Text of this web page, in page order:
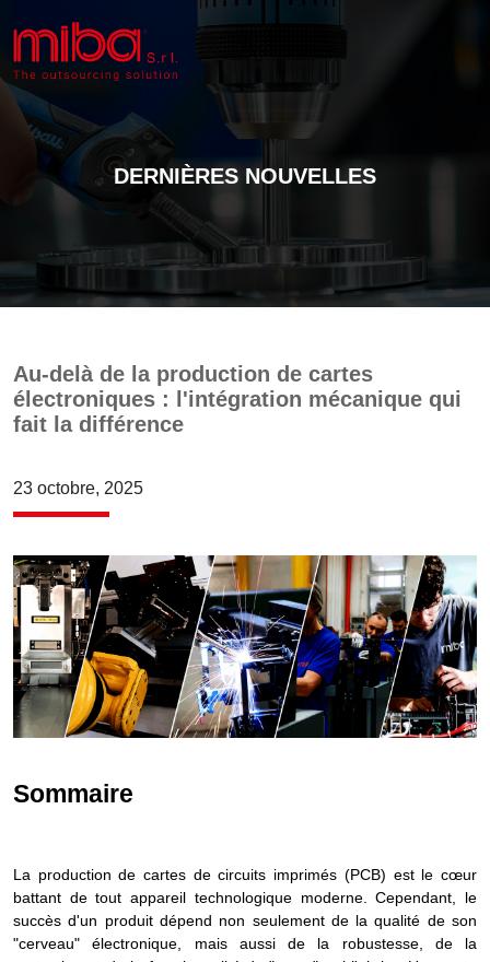
DERNIÈRES NOUVELLES
Au-delà de la production de cartes
électroniques : l'intégration mécanique qui
fait la différence
23 octobre, 2025
Sommaire
La production de cartes de circuits imprimés (PCB) est le cœur
battant de tout appareil technologique moderne. Cependant, le
succès d'un produit dépend non seulement de la qualité de son
"cerveau" électronique, mais aussi de la robustesse, de la